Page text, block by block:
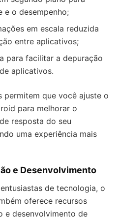
e o desempenho;
em escala reduzida
entre aplicativos;
para facilitar a depuração
aplicativos.
permitem que você ajuste o
para melhorar o
resposta do seu
uma experiência mais
e Desenvolvimento
de tecnologia, o
oferece recursos
e desenvolvimento de